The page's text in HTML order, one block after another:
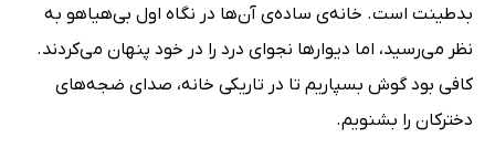
بدطینت است. خانه‌ی ساده‌ی آن‌ها در نگاه اول بی‌هیاهو به
نظر می‌رسید، اما دیوارها نجوای درد را در خود پنهان می‌کردند.
کافی بود گوش بسپاریم تا در تاریکی خانه، صدای ضجه‌های
دخترکان را بشنویم.